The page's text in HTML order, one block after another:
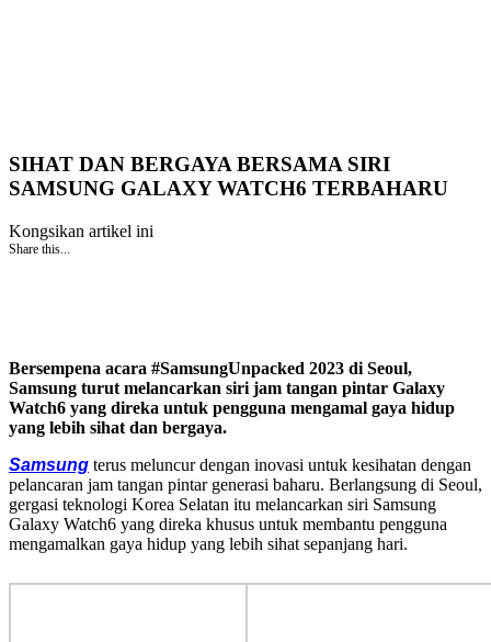
SIHAT DAN BERGAYA BERSAMA SIRI
SAMSUNG GALAXY WATCH6 TERBAHARU
Kongsikan artikel ini
Share this...
Bersempena acara #SamsungUnpacked 2023 di Seoul,
Samsung turut melancarkan siri jam tangan pintar Galaxy
Watch6 yang direka untuk pengguna mengamal gaya hidup
yang lebih sihat dan bergaya.
Samsung terus meluncur dengan inovasi untuk kesihatan dengan
pelancaran jam tangan pintar generasi baharu. Berlangsung di Seoul,
gergasi teknologi Korea Selatan itu melancarkan siri Samsung
Galaxy Watch6 yang direka khusus untuk membantu pengguna
mengamalkan gaya hidup yang lebih sihat sepanjang hari.